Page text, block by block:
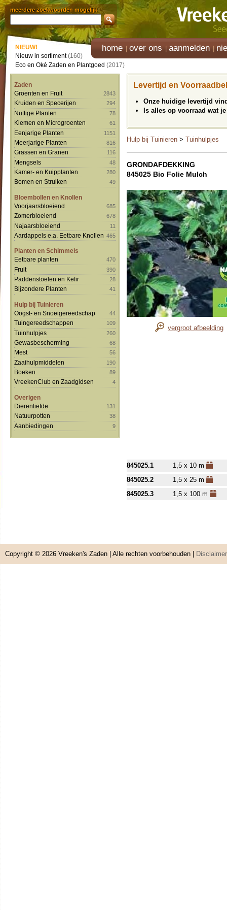
meerdere zoekwoorden mogelijk
home over ons aanmelden
NIEUW!
Nieuw in sortiment(160)
Eco en Oké Zaden en Plantgoed (2017)
Zaden
Groenten en Fruit
2843
Kruiden en Specerijen 294
Nuttige Planten 78
Kiemen en Microgroenten 61
Eenjarige Planten 1151
Meerjarige Planten 816
Grassen en Granen 116
Mengsels 48
Kamer- en Kuipplanten 280
Bomen en Struiken 49
Bloembollen en Knollen
Voorjaarsbloeiend
685
Zomerbloeiend 678
Najaarsbloeiend 11
Aardappels e.a. Eetbare Knollen 465
Planten en Schimmels
Eetbare planten
470
Fruit 390
Paddenstoelen en Kefir 28
Bijzondere Planten 41
Hulp bij Tuinieren
Oogst- en Snoeigereedschap
44
Tuingereedschappen 109
Tuinhulpjes 260
Gewasbescherming 68
Mest 56
Zaaihulpmiddelen 190
Boeken 89
VreekenClub en Zaadgidsen 4
Overigen
Dierenliefde
131
Natuurpotten 38
Aanbiedingen 9
Levertijd en
Onze huidige levertijd
Is alles op voorraad wat
Hulp bij Tuinieren > Tuinhulpjes
GRONDAFDEKKING
845025 Bio Folie Mulch
vergroot afbeelding
845025.1
1,5 x 10 m
845025.2
1,5 x 25 m
845025.3
1,5 x 100 m
Copyright © 2026 Vreeken's Zaden | Alle rechten voorbehouden | Disclaimer